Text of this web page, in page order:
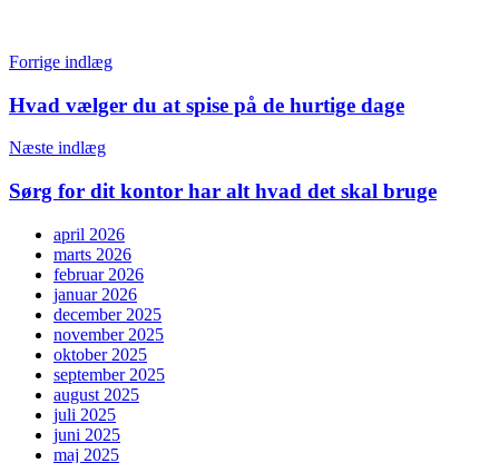
Indlægsnavigation
Forrige indlæg
Hvad vælger du at spise på de hurtige dage
Næste indlæg
Sørg for dit kontor har alt hvad det skal bruge
april 2026
marts 2026
februar 2026
januar 2026
december 2025
november 2025
oktober 2025
september 2025
august 2025
juli 2025
juni 2025
maj 2025